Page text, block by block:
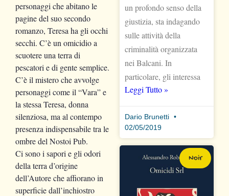
personaggi che abitano le
pagine del suo secondo
romanzo, Teresa ha gli occhi
secchi. C’è un omicidio a
scuotere una terra di
pescatori e di gente semplice.
C’è il mistero che avvolge
personaggi come il “Vara” e
la stessa Teresa, donna
silenziosa, ma al contempo
presenza indispensabile tra le
ombre del Nostoi Pub.
Ci sono i sapori e gli odori
della terra d’origine
dell’Autore che affiorano in
superficie dall’inchiostro
un profondo senso della
giustizia, sta indagando
sulle attività della
criminalità organizzata
nei Balcani. In
particolare, gli interessa
Leggi Tutto »
Dario Brunetti
02/05/2019
Noir